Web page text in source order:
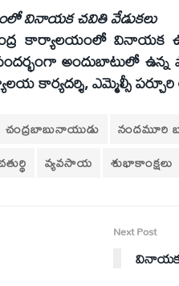
వినాయక చవితి వేడుకలు
కార్యాలయంలో వినాయక
అందుబాటులో ఉన్న
కార్యదర్శి, ఎమ్మెల్సీ
చంద్రబాబునాయుడు నందమూరి
వ్యవసాయ శుభాకాంక్షలు
Next Post
వినాయక